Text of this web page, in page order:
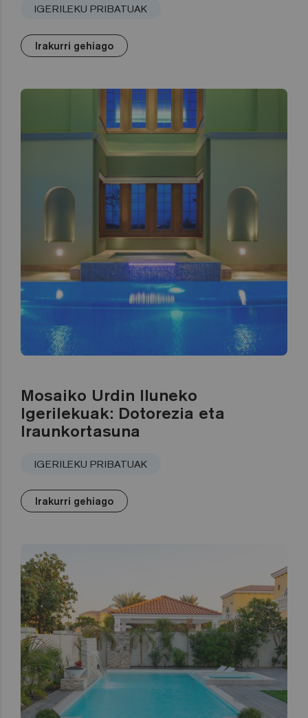
IGERILEKU PRIBATUAK
Irakurri gehiago
Mosaiko Urdin Iluneko
Igerilekuak: Dotorezia eta
Iraunkortasuna
IGERILEKU PRIBATUAK
Irakurri gehiago